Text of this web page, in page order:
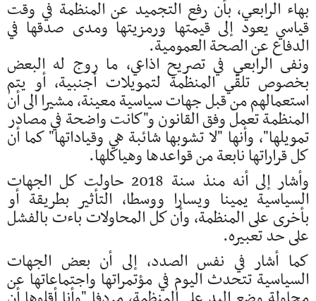
بهاء الرابعي، بأن رفع التجميد عن المنظمة في وقت
قياسي يعود إلى قيمتها ورمزيتها ومدى صدقها في
الدفاع عن الصحة العمومية.
ونفى الرابعي في تصريح اذاعي، ما روج له البعض
بخصوص تلقّي المنظمة لتمويلات أجنبية، أو يتم
استعمالهم من قبل جهات سياسية معينة، مشيرا الى أن
المنظمة تعمل وفق القانون و"كانت واضحة في مصادر
تمويلها"، وأنها "لا تشوبها شائبة هي وقياداتها" كما أن
كل قراراتها نابعة من قواعدها وهياكلها.
وأشار إلى أنه منذ سنة 2018 حاولت كل الجهات
السياسية يمينا ويسارا ووسطا، التأثير بطريقة أو
بأخرى على المنظمة، وأن كل المحاولات باءت بالفشل
على حد تعبيره.
كما أشار في نفس الصدد، إلى أن بعض الجهات
السياسية تتحدث اليوم في مؤتمراتها واجتماعاتها عن